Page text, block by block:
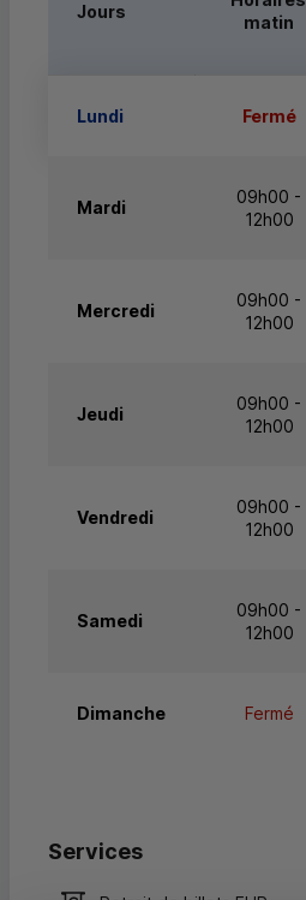
Jours
matin
Lundi Fermé
Mardi
09h00 -
12h00
Mercredi
09h00 -
12h00
Jeudi
09h00 -
12h00
Vendredi
09h00 -
12h00
Samedi
09h00 -
12h00
Dimanche Fermé
Services